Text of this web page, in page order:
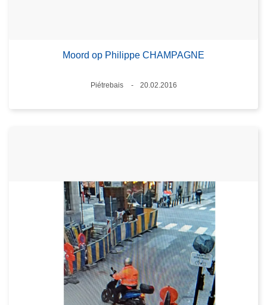
Moord op Philippe CHAMPAGNE
Plaats
Piétrebais
20.02.2016